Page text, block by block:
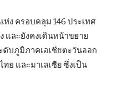
ง ครอบคลุม 146 ประเทศ
และยังคงเดินหน้าขยาย
ดับภูมิภาคเอเชียตะวันออก
ย และมาเลเซีย ซึ่งเป็น